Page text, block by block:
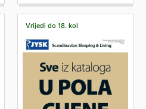
Vrijedi do 18. kol